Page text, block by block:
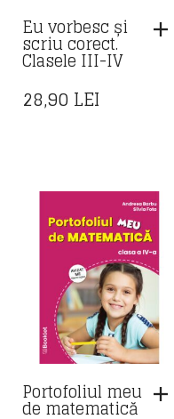
Eu vorbesc și
scriu corect.
Clasele III-IV
28,90 LEI
Portofoliul meu
de matematică